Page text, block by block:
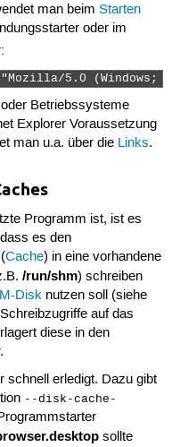
man beim Starten
oder im
5.0
Betriebssysteme
Explorer Voraussetzung
man u.a. über die Links.
Programm ist, ist es
es den
Cache) in eine vorhandene
/run/shm) schreiben
Disknutzen soll (siehe
auf das
diese in den
schnell erledigt. Dazu gibt
--disk-cache-
sollte